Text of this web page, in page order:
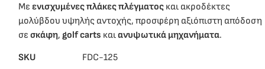
Με ενισχυμένες πλάκες πλέγματος και ακροδέκτες
μολύβδου υψηλής αντοχής, προσφέρη αξιόπιστη απόδοση
σε σκάφη, golf carts καιανυψωτικά μηχανήματα.
SKU
FDC-125